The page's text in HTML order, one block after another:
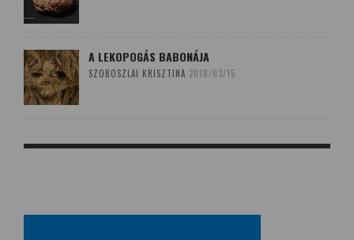
A LEKOPOGÁS BABONÁJA
SZOBOSZLAI KRISZTINA 2018/03/15